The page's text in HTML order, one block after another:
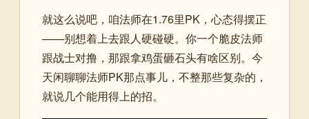
就这么说吧，咱法师在1.76里PK，心态得摆正
——别想着上去跟人硬碰硬。你一个脆皮法师
跟战士对撸，那跟拿鸡蛋砸石头有啥区别。今
天闲聊聊法师PK那点事儿，不整那些复杂的，
就说几个能用得上的招。